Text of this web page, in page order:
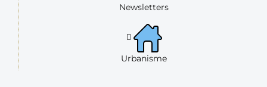
Newsletters
Urbanisme